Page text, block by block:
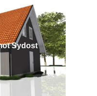
Sydost